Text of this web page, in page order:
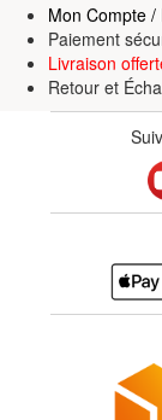
Mon Compte
Paiement
Livraison
Retour et